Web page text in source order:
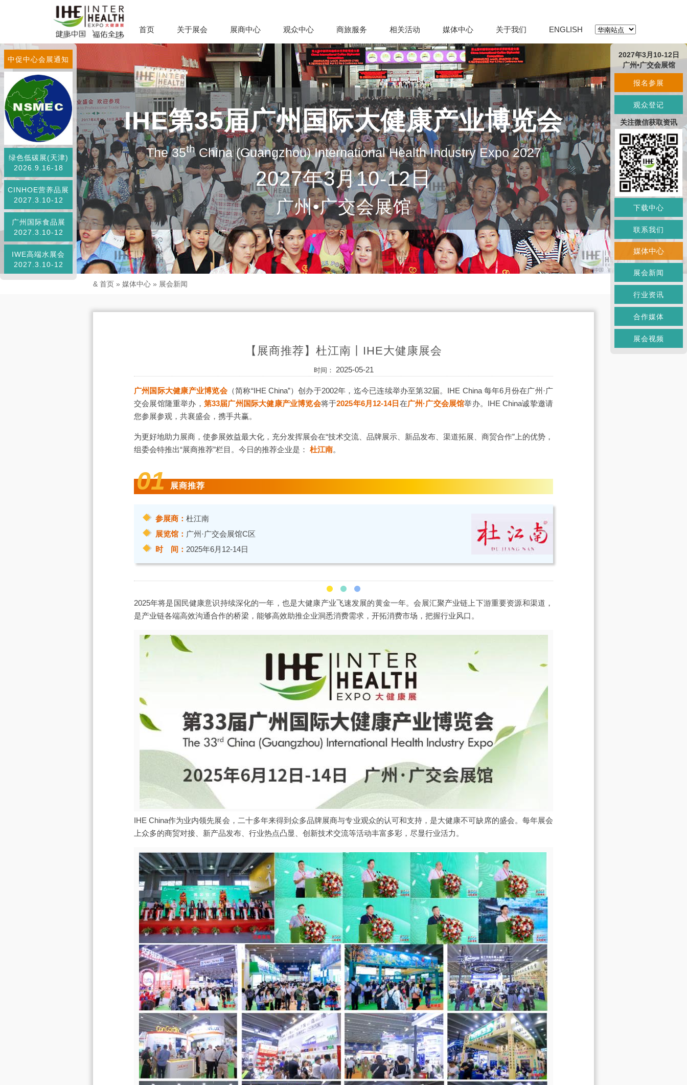
首页 关于展会 展商中心 观众中心 商旅服务 相关活动 媒体中心 关于我们 ENGLISH
IHE第35届广州国际大健康产业博览会
The 35thChina (Guangzhou) International Health Industry Expo 2027
2027年3月10-12日
广州•广交会展馆
中促中心会展通知
绿色低碳展(天津)
2026.9.16-18
CINHOE营养品展
2027.3.10-12
广州国际食品展
2027.3.10-12
IWE高端水展会
2027.3.10-12
& 首页 » 媒体中心 » 展会新闻
【展商推荐】杜江南丨IHE大健康展会
时间： 2025-05-21
广州国际大健康产业博览会（简称“IHE China”）创办于2002年，迄今已连续举办至第32届。IHE China 每年6月份在广州·广
交会展馆隆重举办， 第33届广州国际大健康产业博览会将于2025年6月12-14日 在广州·广交会展馆举办。IHE China诚挚邀请
您参展参观，共襄盛会，携手共赢。
为更好地助力展商，使参展效益最大化，充分发挥展会在“技术交流、品牌展示、新品发布、渠道拓展、商贸合作”上的优势，
组委会特推出“展商推荐”栏目。今日的推荐企业是： 杜江南。
01 展商推荐
参展商： 杜江南
展览馆： 广州·广交会展馆C区
时 间： 2025年6月12-14日
2025年将是国民健康意识持续深化的一年，也是大健康产业飞速发展的黄金一年。会展汇聚产业链上下游重要资源和渠道，
是产业链各端高效沟通合作的桥梁，能够高效助推企业洞悉消费需求，开拓消费市场，把握行业风口。
IHE China作为业内领先展会，二十多年来得到众多品牌展商与专业观众的认可和支持，是大健康不可缺席的盛会。每年展会
上众多的商贸对接、新产品发布、行业热点凸显、创新技术交流等活动丰富多彩，尽显行业活力。
2027年3月10-12日
广州•广交会展馆
报名参展
观众登记
关注微信获取资讯
下载中心
联系我们
媒体中心
展会新闻
行业资讯
合作媒体
展会视频